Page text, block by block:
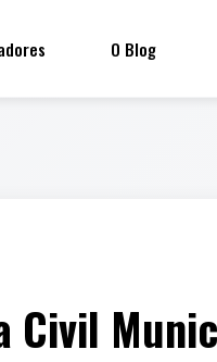
O Blog
Civil